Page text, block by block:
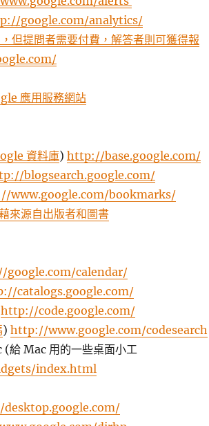
google.com/analytics/
但提問者需要付費，解答者則可獲得報
應用服務網站
資料庫) http://base.google.com/
blogsearch.google.com/
www.google.com/bookmarks/
來源自出版者和圖書
calendar/
catalogs.google.com/
http://code.google.com/
) http://www.google.com/codesearch
Mac 用的一些桌面小工
index.html